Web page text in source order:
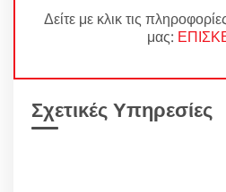
Δείτε με κλικ τις
μας:
Σχετικές Υπηρεσίες